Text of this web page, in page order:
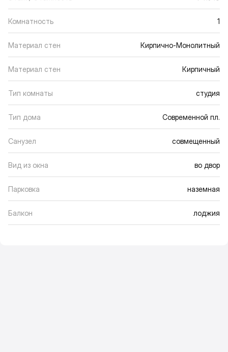
Комнатность 1
Материал стен Кирпично-Монолитный
Материал стен Кирпичный
Тип комнаты студия
Тип дома Современной пл.
Санузел совмещенный
Вид из окна во двор
Парковка наземная
Балкон лоджия